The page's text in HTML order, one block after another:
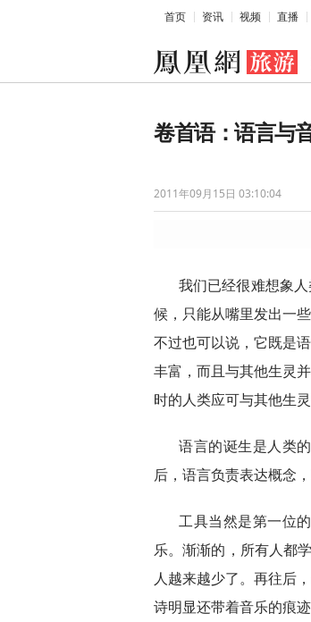
首页 资讯 视频 直播
卷首语：语言与
2011年09月15日 03:10:04
我们已经很难想象
候，只能从嘴里发出一
不过也可以说，它既是
丰富，而且与其他生灵
时的人类应可与其他生
语言的诞生是人类
后，语言负责表达概念
工具当然是第一位
乐。渐渐的，所有人都
人越来越少了。再往后
诗明显还带着音乐的痕